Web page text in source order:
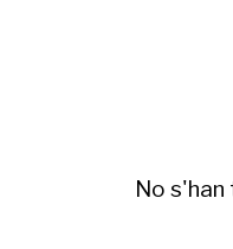
No